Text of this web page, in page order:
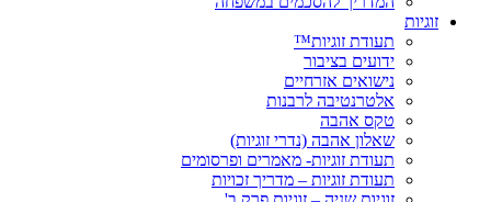
זוגיות
תעודת זוגיות™
ידועים בציבור
נישואים אזרחיים
אלטרנטיבה לרבנות
טקס אהבה
שאלון אהבה (נדרי זוגיות)
תעודת זוגיות- מאמרים ופרסומים
תעודת זוגיות – מדריך זכויות